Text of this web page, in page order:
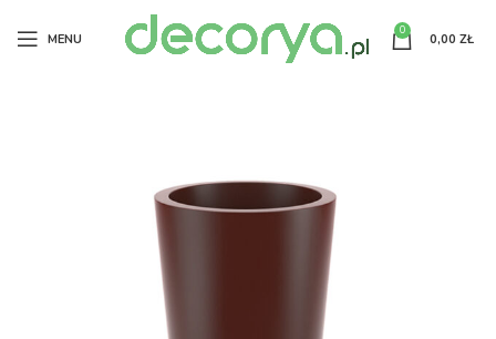
MENU
0
0,00 ZŁ